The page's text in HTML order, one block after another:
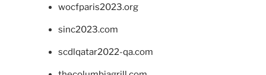
wocfparis2023.org
sinc2023.com
scdlqatar2022-qa.com